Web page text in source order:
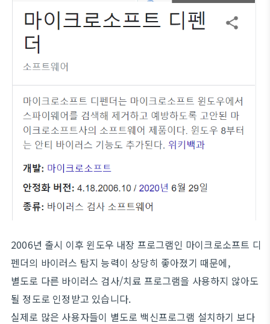
2006년 출시 이후 윈도우 내장 프로그램인 마이크로소프트 디
펜더의 바이러스 탐지 능력이 상당히 좋아졌기 때문에,
별도로 다른 바이러스 검사/치료 프로그램을 사용하지 않아도
될 정도로 인정받고 있습니다.
실제로 많은 사용자들이 별도로 백신프로그램 설치하기 보다